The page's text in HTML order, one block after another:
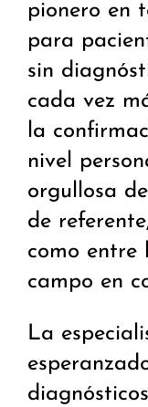
pionero en
para
sin
cada vez
la
nivel
orgullosa
de
como entre
campo en
La